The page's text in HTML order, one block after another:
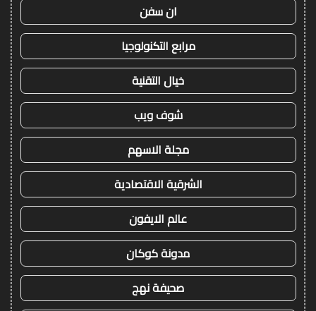
ان سفن
مرابع التكنولوجيا
خيال التقنية
شوف ويب
مجلة الاسهم
الشرقية الاقتصادية
عالم الايفون
مدونة كوكان
صحيفة نهج